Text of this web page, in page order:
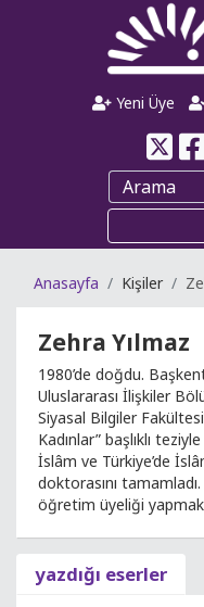
Yeni Üye
Anasayfa Kişiler
Zehra Yılmaz
1980’de doğdu.
Uluslararası İlişkiler
Siyasal Bilgiler
Kadınlar” başlıklı
İslâm ve Türkiye’de
doktorasını
öğretim üyeliği
yazdığı eserler